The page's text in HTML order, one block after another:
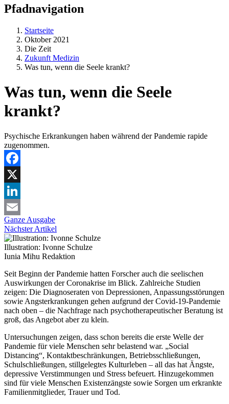
Pfadnavigation
Startseite
Oktober 2021
Die Zeit
Zukunft Medizin
Was tun, wenn die Seele krankt?
Was tun, wenn die Seele
krankt?
Psychische Erkrankungen haben während der Pandemie rapide
zugenommen.
Facebook
X
LinkedIn
Email
Ganze Ausgabe
Nächster Artikel
Illustration: Ivonne Schulze
Iunia Mihu Redaktion
Seit Beginn der Pandemie hatten Forscher auch die seelischen
Auswirkungen der Coronakrise im Blick. Zahlreiche Studien
zeigen: Die Diagnoseraten von Depressionen, Anpassungsstörungen
sowie Angsterkrankungen gehen aufgrund der Covid-19-Pandemie
nach oben – die Nachfrage nach psychotherapeutischer Beratung ist
groß, das Angebot aber zu klein.
Untersuchungen zeigen, dass schon bereits die erste Welle der
Pandemie für viele Menschen sehr belastend war. „Social
Distancing“, Kontaktbeschränkungen, Betriebsschließungen,
Schulschließungen, stillgelegtes Kulturleben – all das hat Ängste,
depressive Verstimmungen und Stress befeuert. Hinzugekommen
sind für viele Menschen Existenzängste sowie Sorgen um erkrankte
Familienmitglieder, Trauer und Tod.